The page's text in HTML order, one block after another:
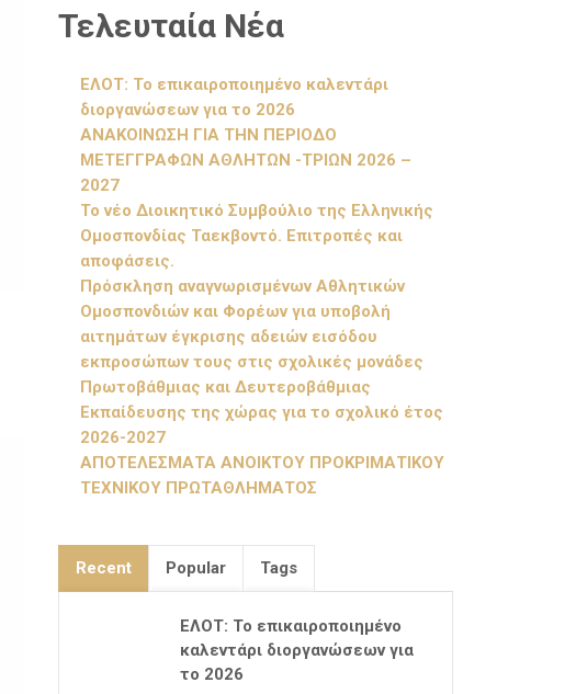
Τελευταία Νέα
ΕΛΟΤ: Το επικαιροποιημένο καλεντάρι
διοργανώσεων για το 2026
ΑΝΑΚΟΙΝΩΣΗ ΓΙΑ ΤΗΝ ΠΕΡΙΟΔΟ
ΜΕΤΕΓΓΡΑΦΩΝ ΑΘΛΗΤΩΝ -ΤΡΙΩΝ 2026 –
2027
Το νέο Διοικητικό Συμβούλιο της Ελληνικής
Ομοσπονδίας Ταεκβοντό. Επιτροπές και
αποφάσεις.
Πρόσκληση αναγνωρισμένων Αθλητικών
Ομοσπονδιών και Φορέων για υποβολή
αιτημάτων έγκρισης αδειών εισόδου
εκπροσώπων τους στις σχολικές μονάδες
Πρωτοβάθμιας και Δευτεροβάθμιας
Εκπαίδευσης της χώρας για το σχολικό έτος
2026-2027
ΑΠΟΤΕΛΕΣΜΑΤΑ ΑΝΟΙΚΤΟΥ ΠΡΟΚΡΙΜΑΤΙΚΟΥ
ΤΕΧΝΙΚΟΥ ΠΡΩΤΑΘΛΗΜΑΤΟΣ
Recent Popular Tags
ΕΛΟΤ: Το επικαιροποιημένο
καλεντάρι διοργανώσεων για
το 2026